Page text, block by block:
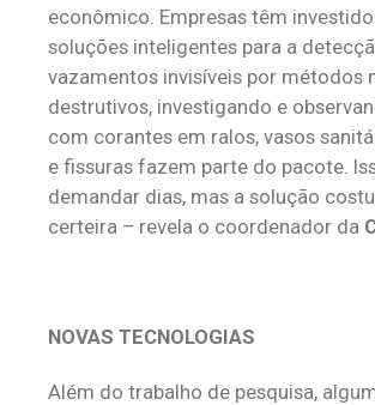
econômico. Empresas têm
soluções inteligentes para a
vazamentos invisíveis por métodos
destrutivos, investigando e
com corantes em ralos, vasos
e fissuras fazem parte do pacote.
demandar dias, mas a solução
certeira – revela o coordenador da
NOVAS TECNOLOGIAS
Além do trabalho de pesquisa,